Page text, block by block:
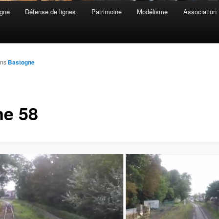
Défense de lignes Patrimoine Modélisme Association
58
Bastogne